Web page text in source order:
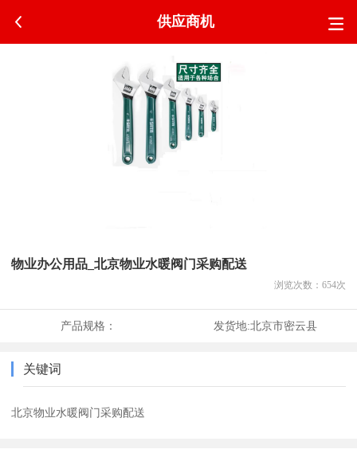
供应商机
物业办公用品_北京物业水暖阀门采购配送
浏览次数： 654次
产品规格： 发货地:北京市密云县
关键词
北京物业水暖阀门采购配送